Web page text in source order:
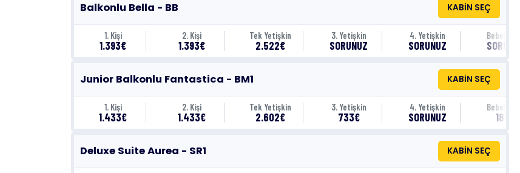
Balkonlu Bella - BB KABİN SEÇ
1. Kişi
1.393€
2. Kişi
1.393€
Tek Yetişkin
2.522€
3. Yetişkin
SORUNUZ
4. Yetişkin
SORUNUZ
Bebek (0-1)
SORUNUZ
Junior Balkonlu Fantastica - BM1 KABİN SEÇ
1. Kişi
1.433€
2. Kişi
1.433€
Tek Yetişkin
2.602€
3. Yetişkin
733€
4. Yetişkin
SORUNUZ
Bebek (0-1)
180€
Deluxe Suite Aurea - SR1 KABİN SEÇ